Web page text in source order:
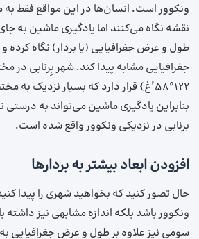
ونکوور است. انسان‌ها در این مواقع فقط
نقشه نگاه می‌کنند اما یادگیری ماشین به
طول و عرض جغرافیایی (یا بردار) نگاه
۱۲۲°۵۸’غ} قرار دارد که بسیار نزدیک
بنابراین یادگیری ماشین می‌تواند به درستی
برنابی در نزدیکی ونکوور واقع شده است.
افزودن ابعاد بیشتر به بردارها
حال تصور کنید که بخواهید شهری را پیدا
ونکوور باشد بلکه اندازه مشابهی نیز
سومی نیز علاوه بر طول و عرض جغرافیایی